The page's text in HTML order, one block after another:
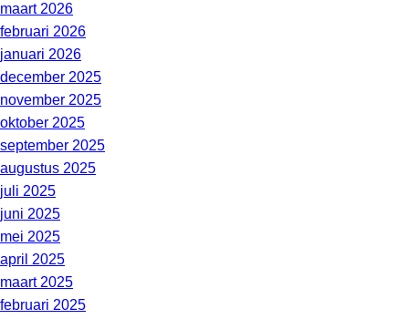
maart 2026
februari 2026
januari 2026
december 2025
november 2025
oktober 2025
september 2025
augustus 2025
juli 2025
juni 2025
mei 2025
april 2025
maart 2025
februari 2025